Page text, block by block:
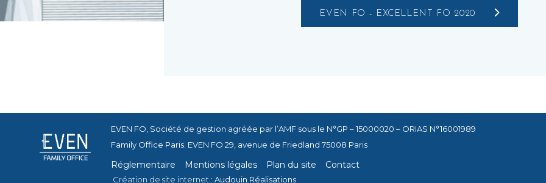
EVEN FO - EXCELLENT FO 2020
EVEN FO, Société de gestion agréée par l’AMF sous le N°GP – 15000020 – ORIAS N°16001989
Family Office Paris. EVEN FO 29, avenue de Friedland 75008 Paris
Réglementaire Mentions légales Plan du site Contact
Création de site internet : Audouin Réalisations